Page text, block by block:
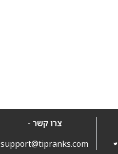
צרו קשר -
support@tipranks.com